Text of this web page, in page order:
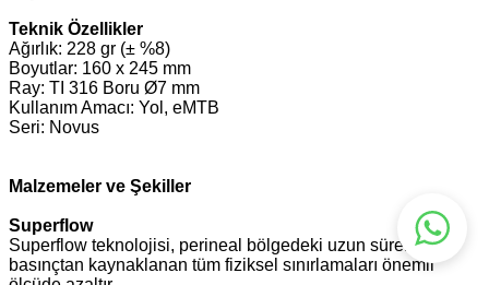
Teknik Özellikler
Ağırlık: 228 gr (± %8)
Boyutlar: 160 x 245 mm
Ray: TI 316 Boru Ø7 mm
Kullanım Amacı: Yol, eMTB
Seri: Novus
Malzemeler ve Şekiller
Superflow
Superflow teknolojisi, perineal bölgedeki uzun süreli
basınçtan kaynaklanan tüm fiziksel sınırlamaları önemli